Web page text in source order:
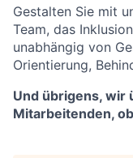
Gestalten Sie mit
Team, das
unabhängig von
Orientierung,
Und übrigens, wir
Mitarbeitenden,